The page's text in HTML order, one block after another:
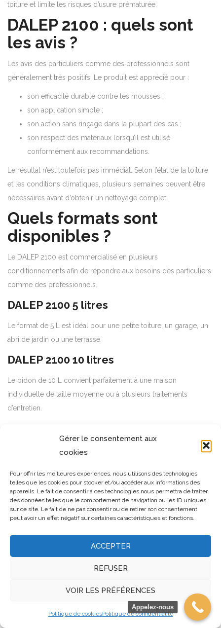
Gérer le consentement aux
cookies
Pour offrir les meilleures expériences, nous utilisons des technologies
telles que les cookies pour stocker et/ou accéder aux informations des
appareils. Le fait de consentir à ces technologies nous permettra de traiter
des données telles que le comportement de navigation ou les ID uniques
sur ce site. Le fait de ne pas consentir ou de retirer son consentement
peut avoir un effet négatif sur certaines caractéristiques et fonctions.
ACCEPTER
REFUSER
VOIR LES PRÉFÉRENCES
Politique de cookiesPolitique de confidentialité
toiture et limite les risques d’usure prématurée.
DALEP 2100 : quels sont
les avis ?
Les avis des particuliers comme des professionnels sont
généralement très positifs. Le produit est apprécié pour :
son efficacité durable contre les mousses ;
son application simple ;
son action sans rinçage dans la plupart des cas ;
son respect des matériaux lorsqu’il est utilisé
conformément aux recommandations.
Le résultat n’est toutefois pas immédiat. Selon l’état de la toiture
et les conditions climatiques, plusieurs semaines peuvent être
nécessaires avant d’obtenir un nettoyage complet.
Quels formats sont
disponibles ?
Le DALEP 2100 est commercialisé en plusieurs
conditionnements afin de répondre aux besoins des particuliers
comme des professionnels.
DALEP 2100 5 litres
Le format de 5 L est idéal pour une petite toiture, un garage, un
abri de jardin ou une terrasse.
DALEP 2100 10 litres
Le bidon de 10 L convient parfaitement à une maison
individuelle de taille moyenne ou à plusieurs traitements
d’entretien.
Le conditionnement de 20 litres est principalement destiné aux
régulièrement des traitements antimousses.
Quel est le prix du DALEP
2100 ?
Le prix du DALEP 2100 varie selon plusieurs critères :
Le format de 20 litres offre généralement un coût au litre plus
Appelez-nous